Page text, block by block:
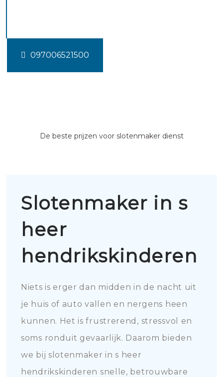
097006521500
De beste prijzen voor slotenmaker dienst
Slotenmaker in s
heer
hendrikskinderen
Niets is erger dan midden in de nacht uit
je huis of auto vallen en nergens heen
kunnen. Het is frustrerend, stressvol en
soms ronduit gevaarlijk. Daarom bieden
we bij slotenmaker in s heer
hendrikskinderen snelle, betrouwbare